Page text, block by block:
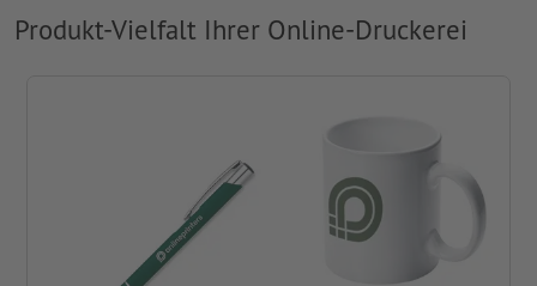
Produkt-Vielfalt Ihrer Online-Druckerei